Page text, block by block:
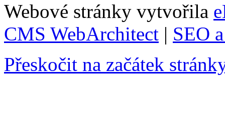
Webové stránky vytvořila
CMS WebArchitect | SEO
Přeskočit na začátek